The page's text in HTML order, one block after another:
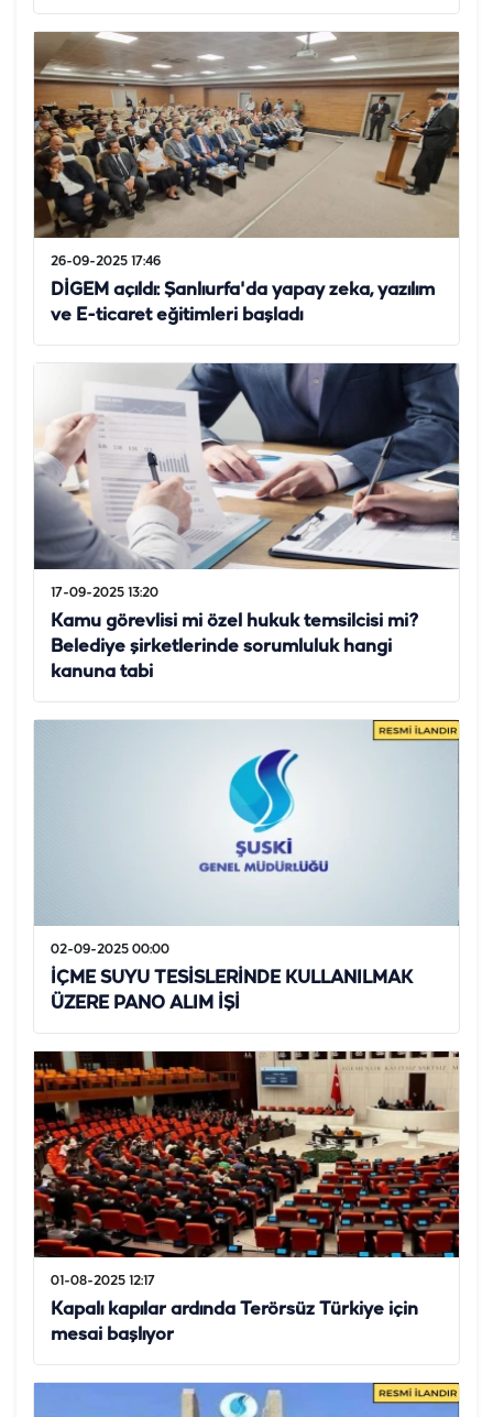
26-09-2025 17:46
DİGEM açıldı: Şanlıurfa'da yapay zeka, yazılım
ve E-ticaret eğitimleri başladı
17-09-2025 13:20
Kamu görevlisi mi özel hukuk temsilcisi mi?
Belediye şirketlerinde sorumluluk hangi
kanuna tabi
02-09-2025 00:00
İÇME SUYU TESİSLERİNDE KULLANILMAK
ÜZERE PANO ALIM İŞİ
01-08-2025 12:17
Kapalı kapılar ardında Terörsüz Türkiye için
mesai başlıyor